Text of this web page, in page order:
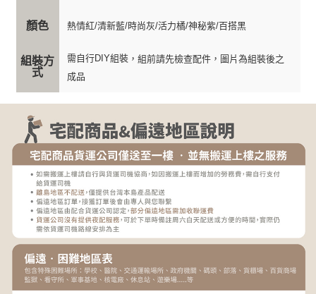
顏色 熱情紅/清新藍/時尚灰/活力橘/神秘紫/百搭黑
組裝方
式
需自行DIY組裝，組前請先檢查配件，圖片為組裝後之
成品